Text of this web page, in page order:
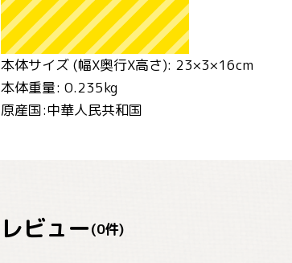
本体サイズ (幅X奥行X高さ): 23×3×16cm
本体重量: 0.235kg
原産国:中華人民共和国
レビュー(0件)